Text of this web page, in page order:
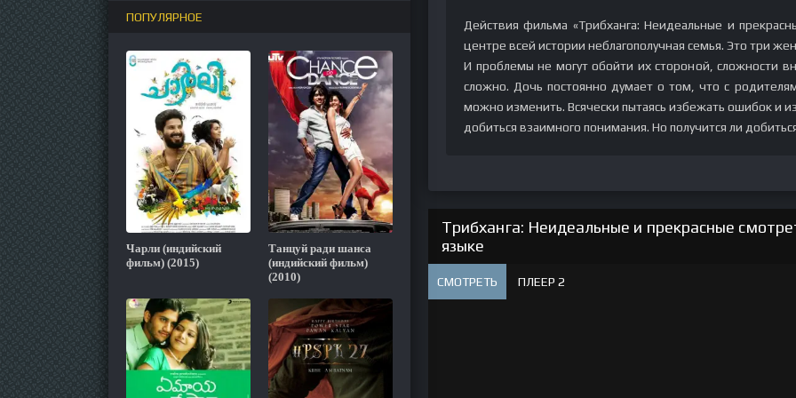
Действия фильма «Трибханга: Неидеальные и
центре всей истории неблагополучная семья. Это три
И проблемы не могут обойти их стороной, сложности
сложно. Дочь постоянно думает о том, что с
можно изменить. Всячески пытаясь избежать ошибок и
добиться взаимного понимания. Но получится ли
Трибханга: Неидеальные и прекрасные
языке
СМОТРЕТЬ ПЛЕЕР 2
ПОПУЛЯРНОЕ
Чарли (индийский
фильм) (2015)
Танцуй ради шанса
(индийский фильм)
(2010)